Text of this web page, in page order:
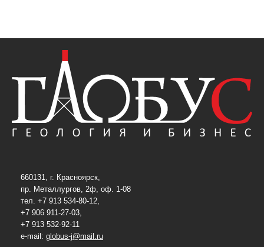
660131, г. Красноярск,
пр. Металлургов, 2ф, оф. 1-08
тел. +7 913 534-80-12,
+7 906 911-27-03,
+7 913 532-92-11
e-mail: globus-j@mail.ru